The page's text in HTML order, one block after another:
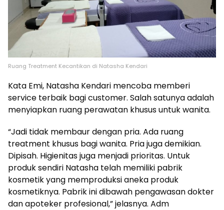
Ruang Treatment Kecantikan di Natasha Kendari
Kata Emi, Natasha Kendari mencoba memberi
service terbaik bagi customer. Salah satunya adalah
menyiapkan ruang perawatan khusus untuk wanita.
“Jadi tidak membaur dengan pria. Ada ruang
treatment khusus bagi wanita. Pria juga demikian.
Dipisah. Higienitas juga menjadi prioritas. Untuk
produk sendiri Natasha telah memiliki pabrik
kosmetik yang memproduksi aneka produk
kosmetiknya. Pabrik ini dibawah pengawasan dokter
dan apoteker profesional,” jelasnya. Adm